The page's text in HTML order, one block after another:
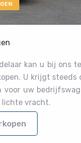
kan u bij ons
U krijgt steeds
voor uw
lichte vracht.